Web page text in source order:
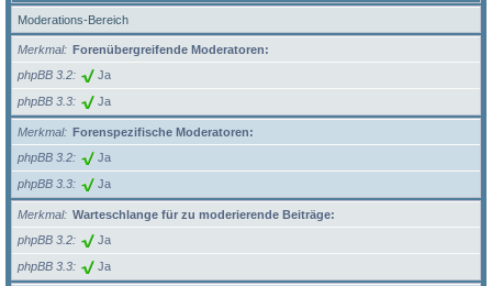
Moderations-Bereich
Merkmal
Forenübergreifende Moderatoren:
phpBB 3.2
Ja
phpBB 3.3 Ja
Merkmal
Forenspezifische Moderatoren:
phpBB 3.2
Ja
phpBB 3.3 Ja
Merkmal
Warteschlange für zu moderierende Beiträge:
phpBB 3.2
Ja
phpBB 3.3 Ja